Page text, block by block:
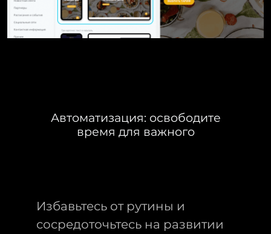
Автоматизация: освободите
время для важного
Избавьтесь от рутины и
сосредоточьтесь на развитии